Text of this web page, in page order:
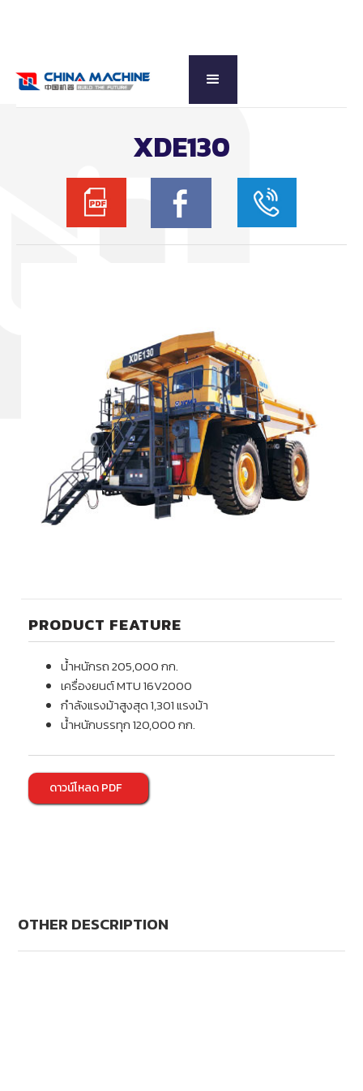
XDE130
PRODUCT FEATURE
น้ำหนักรถ 205,000 กก.
เครื่องยนต์ MTU 16V2000
กำลังแรงม้าสูงสุด 1,301 แรงม้า
น้ำหนักบรรทุก 120,000 กก.
ดาวน์โหลด PDF
OTHER DESCRIPTION